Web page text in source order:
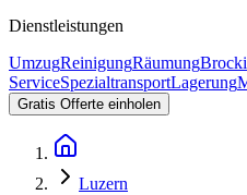
Dienstleistungen
UmzugReinigungRäumungBrocki
ServiceSpezialtransportLagerung
Gratis Offerte einholen
Luzern